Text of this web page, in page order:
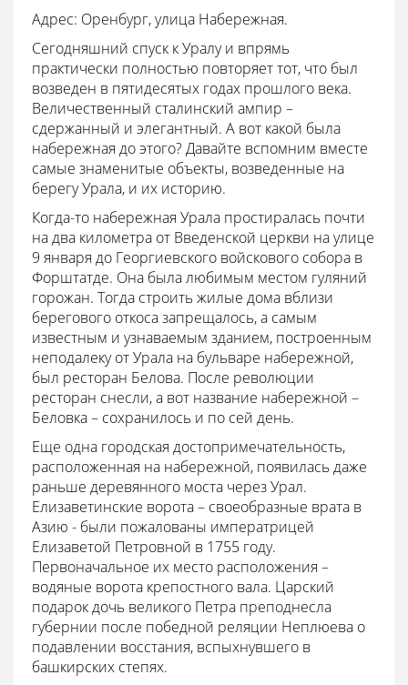
Адрес: Оренбург, улица Набережная.
Сегодняшний спуск к Уралу и впрямь
практически полностью повторяет тот, что был
возведен в пятидесятых годах прошлого века.
Величественный сталинский ампир –
сдержанный и элегантный. А вот какой была
набережная до этого? Давайте вспомним вместе
самые знаменитые объекты, возведенные на
берегу Урала, и их историю.
Когда-то набережная Урала простиралась почти
на два километра от Введенской церкви на улице
9 января до Георгиевского войскового собора в
Форштатде. Она была любимым местом гуляний
горожан. Тогда строить жилые дома вблизи
берегового откоса запрещалось, а самым
известным и узнаваемым зданием, построенным
неподалеку от Урала на бульваре набережной,
был ресторан Белова. После революции
ресторан снесли, а вот название набережной –
Беловка – сохранилось и по сей день.
Еще одна городская достопримечательность,
расположенная на набережной, появилась даже
раньше деревянного моста через Урал.
Елизаветинские ворота – своеобразные врата в
Азию - были пожалованы императрицей
Елизаветой Петровной в 1755 году.
Первоначальное их место расположения –
водяные ворота крепостного вала. Царский
подарок дочь великого Петра преподнесла
губернии после победной реляции Неплюева о
подавлении восстания, вспыхнувшего в
башкирских степях.